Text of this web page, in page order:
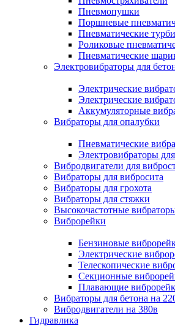
Пневмопушки
Поршневые
Пневматические
Роликовые
Пневматические
Электровибраторы для
Электрические
Электрические
Аккумуляторные
Вибраторы для опалубки
Пневматические
Электровибраторы
Вибродвигатели для
Вибраторы для вибросита
Вибраторы для грохота
Вибраторы для стяжки
Высокочастотные
Виброрейки
Бензиновые
Электрические
Телескопические
Секционные
Плавающие
Вибраторы для бетона на
Вибродвигатели на 380в
Гидравлика